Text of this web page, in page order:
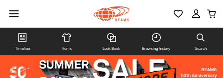
Timeline Items Look Book Browsing history Search